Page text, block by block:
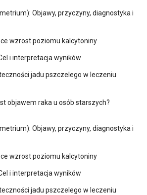
Objawy, przyczyny, diagnostyka i
wzrost poziomu kalcytoniny
i interpretacja wyników
jadu pszczelego w leczeniu
objawem raka u osób starszych?
Objawy, przyczyny, diagnostyka i
wzrost poziomu kalcytoniny
i interpretacja wyników
jadu pszczelego w leczeniu